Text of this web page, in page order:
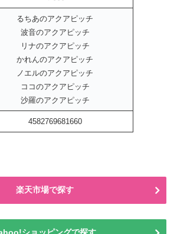
るちあのアクアピッチ
波音のアクアピッチ
リナのアクアピッチ
かれんのアクアピッチ
ノエルのアクアピッチ
ココのアクアピッチ
沙羅のアクアピッチ
4582769681660
楽天市場で探す